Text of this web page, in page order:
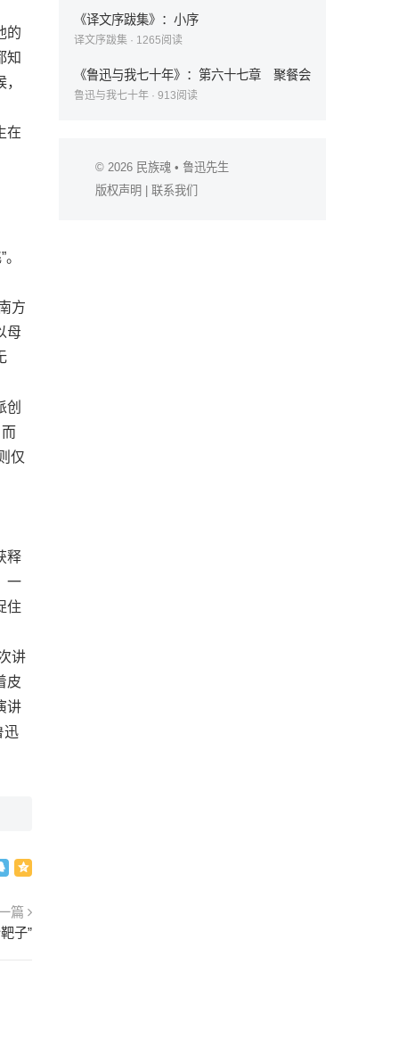
的
知
在
方
母
创
仅
释
一
住
讲
皮
讲
迅
篇
子”
《译文序跋集》：小序
译文序跋集 · 1265阅读
《鲁迅与我七十年》：第六十七章 聚餐会
鲁迅与我七十年 · 913阅读
© 2026 民族魂 • 鲁迅先生
版权声明
联系我们